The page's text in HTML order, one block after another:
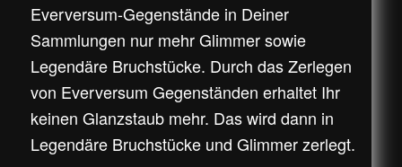
Everversum-Gegenstände in Deiner
Sammlungen nur mehr Glimmer sowie
Legendäre Bruchstücke. Durch das Zerlegen
von Everversum Gegenständen erhaltet Ihr
keinen Glanzstaub mehr. Das wird dann in
Legendäre Bruchstücke und Glimmer zerlegt.